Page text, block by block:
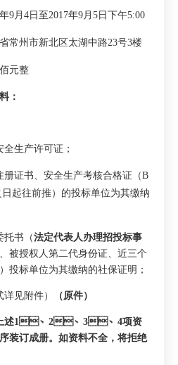
年9 月 4 日至 2017年9 月 5 日下午5:00
省常州市新北区太湖中路23号3楼
元整
：
安全生产许可证；
证书、安全生产考核合格证（B
起往前推）的投标单位为其缴纳
托书（法定代表人办理招投标事
、被授权人第二代身份证、近三个
投标单位为其缴纳的社保证明；
详见附件） （原件）
述1、2、3、4项资
订成册。如资料不全，将拒绝